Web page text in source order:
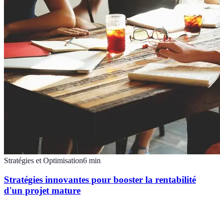
Stratégies et Optimisation6 min
Stratégies innovantes pour booster la rentabilité
d'un projet mature